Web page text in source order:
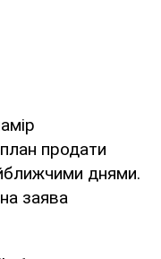
продати
днями.
заява